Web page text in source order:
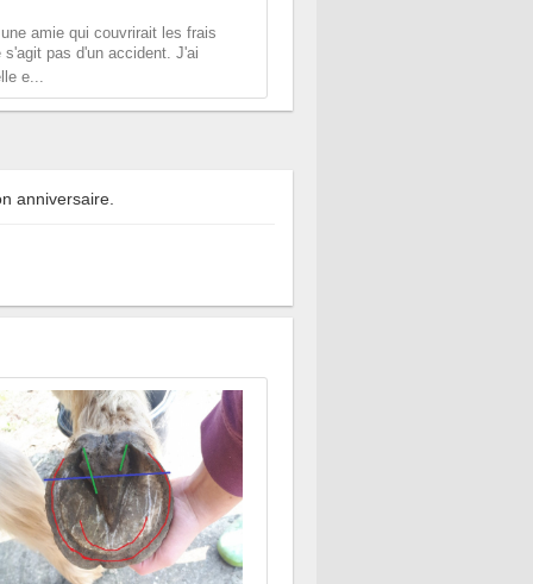
amie qui couvrirait les frais
s'agit pas d'un accident. J'ai
e...
anniversaire.